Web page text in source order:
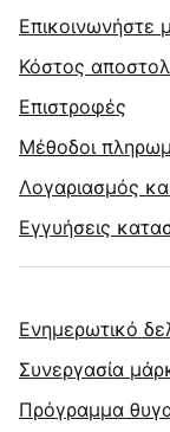
Επικοινωνήστε
Κόστος
Επιστροφές
Μέθοδοι
Λογαριασμός
Εγγυήσεις
Ενημερωτικό
Συνεργασία
Πρόγραμμα